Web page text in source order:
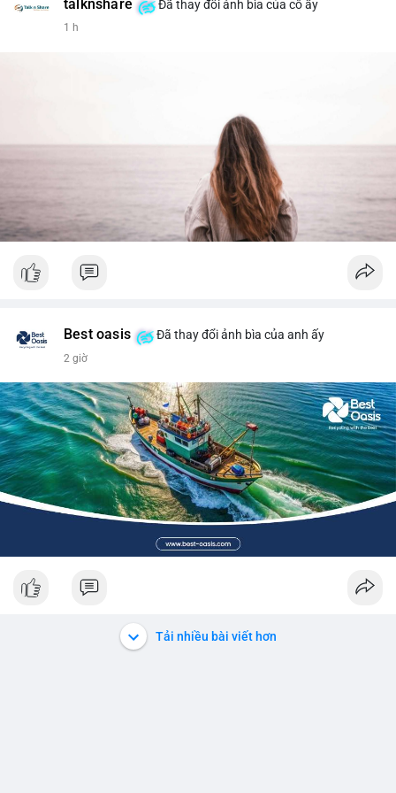
talknshare Đã thay đổi ảnh bìa của cô ấy
1 h
Best oasis Đã thay đổi ảnh bìa của anh ấy
2 giờ
Tải nhiều bài viết hơn